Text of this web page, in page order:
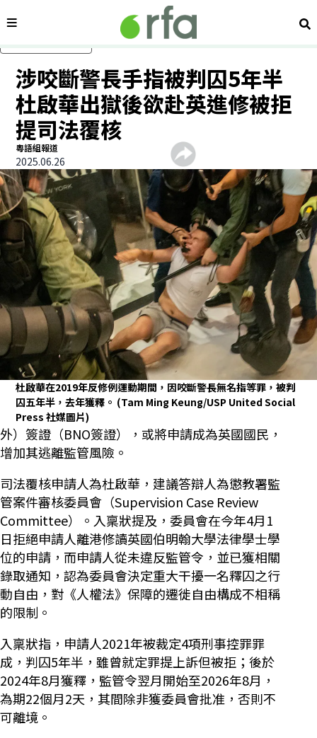
內容分類 搜
涉咬斷警長手指被判囚5年半
杜啟華出獄後欲赴英進修被拒
提司法覆核
粵語組報道
2025.06.26
杜啟華在2019年反修例運動期間，因咬斷警長無名指等罪，被判
囚五年半，去年獲釋。 (Tam Ming Keung/USP United Social
Press 社媒圖片)
外）簽證（BNO簽證），或將申請成為英國國民，
增加其逃離監管風險。
司法覆核申請人為杜啟華，建議答辯人為懲教署監
管案件審核委員會（Supervision Case Review
Committee）。入稟狀提及，委員會在今年4月1
日拒絕申請人離港修讀英國伯明翰大學法律學士學
位的申請，而申請人從未違反監管令，並已獲相關
錄取通知，認為委員會決定重大干擾一名釋囚之行
動自由，對《人權法》保障的遷徙自由構成不相稱
的限制。
入稟狀指，申請人2021年被裁定4項刑事控罪罪
成，判囚5年半，雖曾就定罪提上訴但被拒；後於
2024年8月獲釋，監管令翌月開始至2026年8月，
為期22個月2天，其間除非獲委員會批准，否則不
可離境。